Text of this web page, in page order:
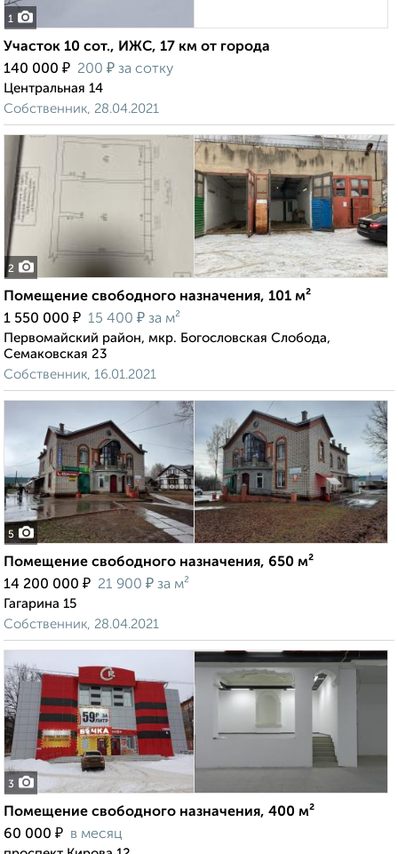
1
Участок 10 сот., ИЖС, 17 км от города
140 000 ₽ 200 ₽ за сотку
Центральная 14
Собственник, 28.04.2021
2
Помещение свободного назначения, 101 м²
1 550 000 ₽ 15 400 ₽ за м²
Первомайский район, мкр. Богословская Слобода,
Семаковская 23
Собственник, 16.01.2021
5
Помещение свободного назначения, 650 м²
14 200 000 ₽ 21 900 ₽ за м²
Гагарина 15
Собственник, 28.04.2021
3
Помещение свободного назначения, 400 м²
60 000 ₽ в месяц